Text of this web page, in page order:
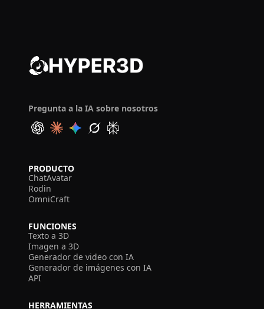
Pregunta a la IA sobre nosotros
PRODUCTO
ChatAvatar
Rodin
OmniCraft
FUNCIONES
Texto a 3D
Imagen a 3D
Generador de video con IA
Generador de imágenes con IA
API
HERRAMIENTAS